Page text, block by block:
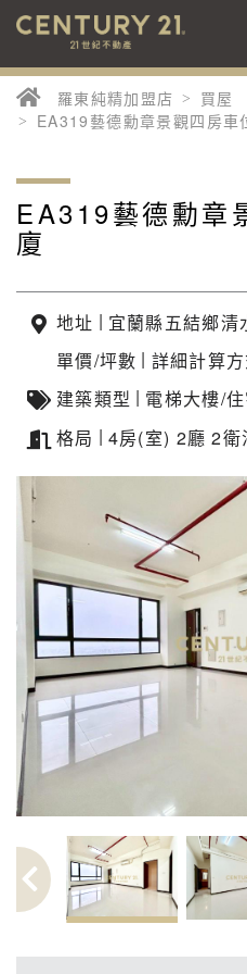
羅東純精加盟店
買屋
EA319藝德勳章景觀四房車
EA319藝德勳章
廈
地址 | 宜蘭縣五結鄉清
單價/坪數 | 詳細計算
建築類型 | 電梯大樓/
格局 | 4房(室) 2廳 2衛